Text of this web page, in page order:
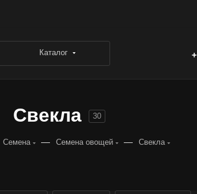
Каталог
Свекла 30
Семена — Семена овощей — Свекла